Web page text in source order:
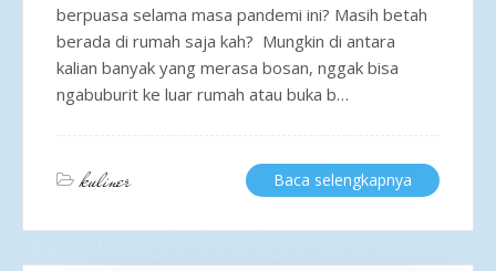
berpuasa selama masa pandemi ini? Masih betah
berada di rumah saja kah? Mungkin di antara
kalian banyak yang merasa bosan, nggak bisa
ngabuburit ke luar rumah atau buka b…
kuliner Baca selengkapnya